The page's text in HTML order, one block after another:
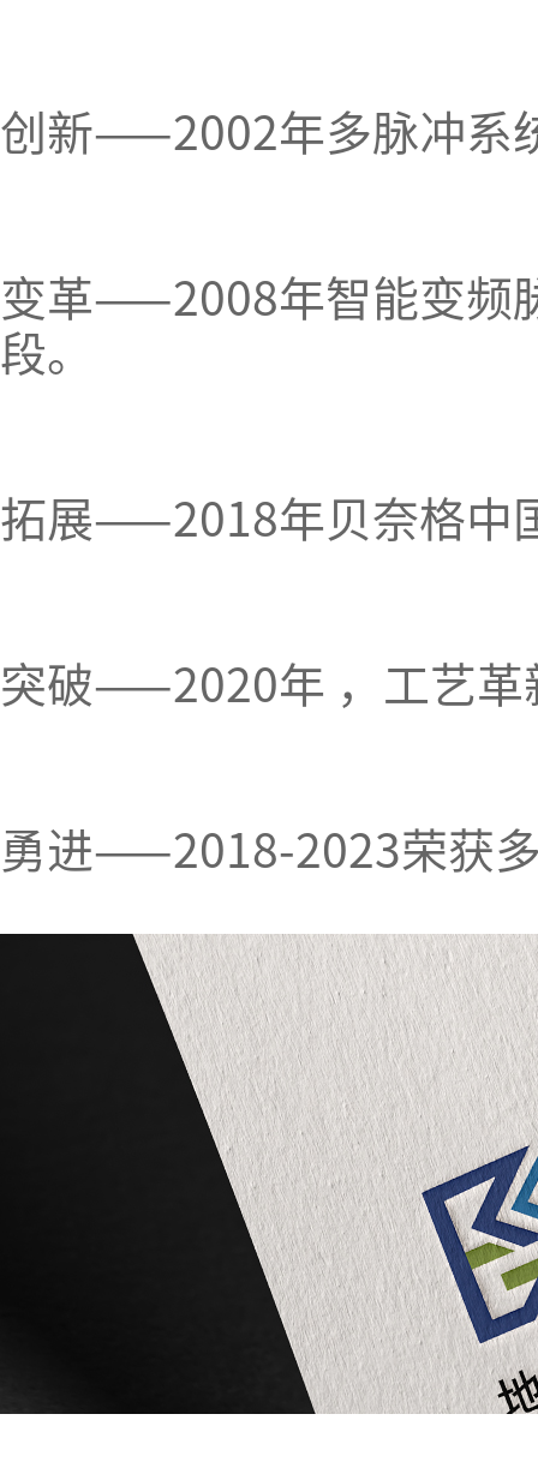
创新——2002年多脉冲系
变革——2008年智能变频
段。
拓展——2018年贝奈格中
突破——2020年 ，工艺革
勇进——2018-2023荣获